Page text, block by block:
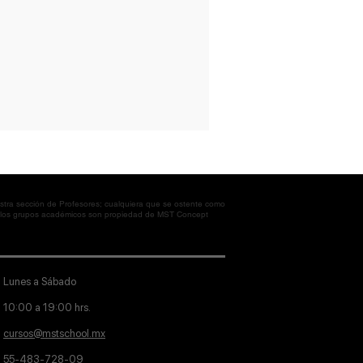
sección de Profesores; cualquiera que se ostente como
grupos académicos son propiedad de MST Concept
Lunes a Sábado
10:00 a 19:00 hrs.
cursos@mstschool.mx
55-483-728-09